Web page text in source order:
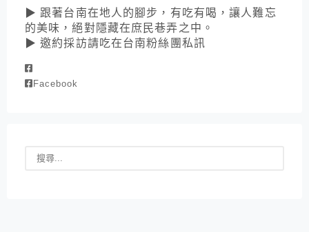
▶ 跟著台南在地人的腳步，有吃有喝，讓人難忘
的美味，絕對隱藏在庶民巷弄之中。
▶ 邀約採訪請吃在台南粉絲團私訊
Facebook